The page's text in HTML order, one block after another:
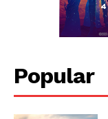
Popular